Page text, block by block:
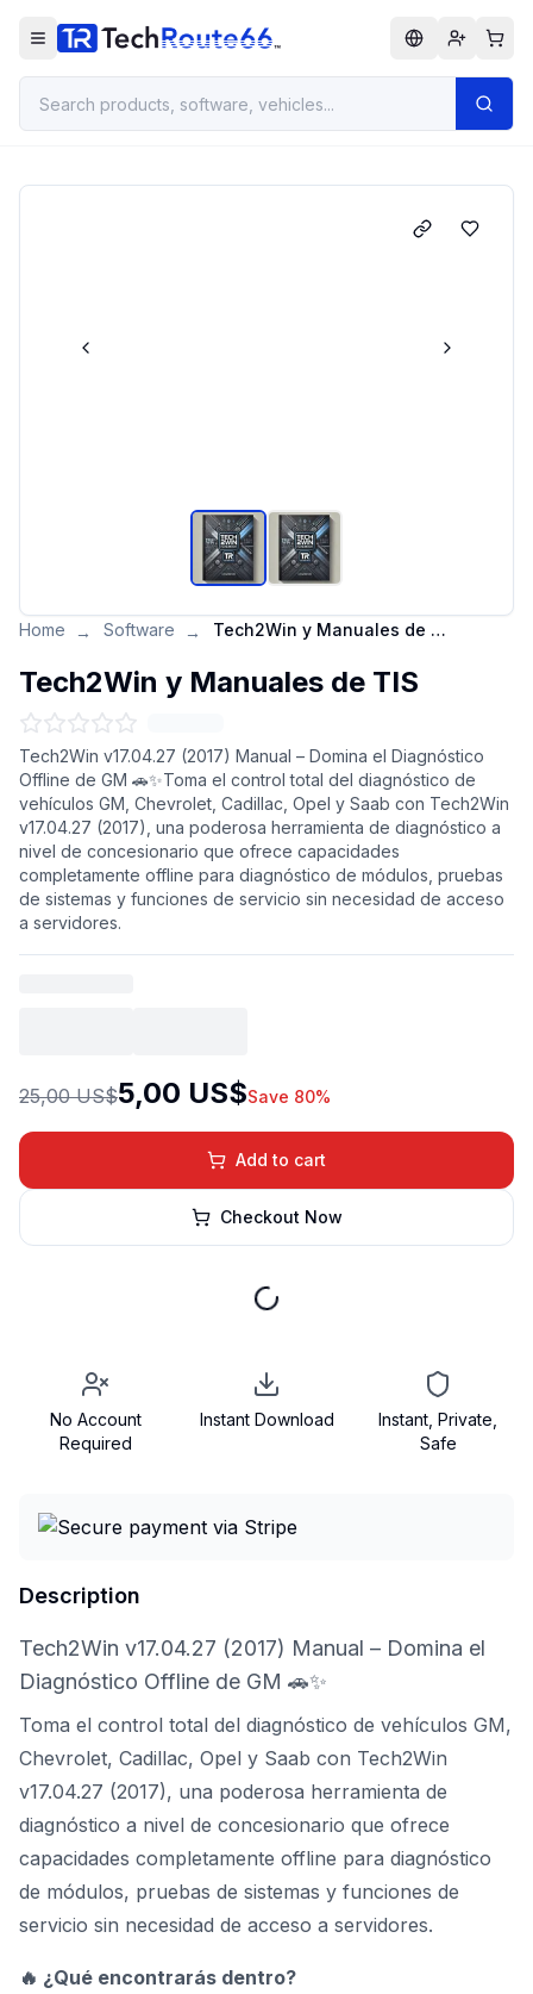
Home → Software → Tech2Win y Manuales de TIS
Tech2Win y Manuales de TIS
Tech2Win v17.04.27 (2017) Manual – Domina el Diagnóstico
Offline de GM 🚗✨Toma el control total del diagnóstico de
vehículos GM, Chevrolet, Cadillac, Opel y Saab con Tech2Win
v17.04.27 (2017), una poderosa herramienta de diagnóstico a
nivel de concesionario que ofrece capacidades
completamente offline para diagnóstico de módulos, pruebas
de sistemas y funciones de servicio sin necesidad de acceso
a servidores.
25,00 US$5,00 US$Save 80%
Add to cart
Checkout Now
No Account
Required
Instant Download
Instant, Private,
Safe
Description
Tech2Win v17.04.27 (2017) Manual – Domina el
Diagnóstico Offline de GM 🚗✨
Toma el control total del diagnóstico de vehículos GM,
Chevrolet, Cadillac, Opel y Saab con Tech2Win
v17.04.27 (2017), una poderosa herramienta de
diagnóstico a nivel de concesionario que ofrece
capacidades completamente offline para diagnóstico
de módulos, pruebas de sistemas y funciones de
servicio sin necesidad de acceso a servidores.
🔥 ¿Qué encontrarás dentro?